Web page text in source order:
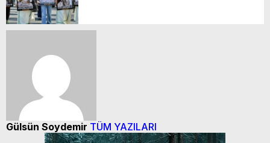
GERÇEKLEŞTİ
Gülsün Soydemir TÜM YAZILARI